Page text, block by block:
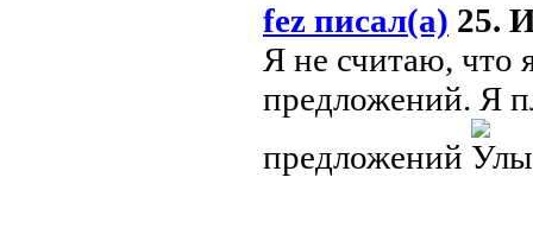
fez писал(а) 25.
Я не считаю, что
предложений. Я
предложений